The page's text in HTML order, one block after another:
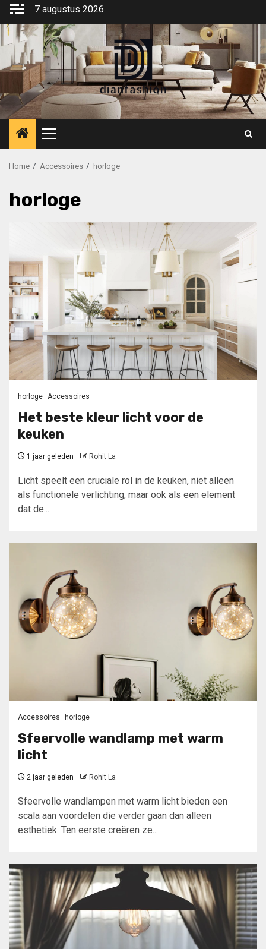
de
inhoud
7 augustus 2026
Primair
menu
Home Accessoires horloge
horloge
horloge Accessoires
Het beste kleur licht voor de
keuken
1 jaar geleden Rohit La
Licht speelt een cruciale rol in de keuken, niet alleen
als functionele verlichting, maar ook als een element
dat de...
Accessoires horloge
Sfeervolle wandlamp met warm
licht
2 jaar geleden Rohit La
Sfeervolle wandlampen met warm licht bieden een
scala aan voordelen die verder gaan dan alleen
esthetiek. Ten eerste creëren ze...